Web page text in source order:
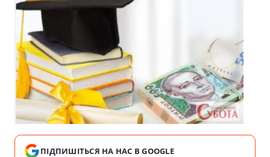
ПІДПИШІТЬСЯ НА НАС В GOOGLE